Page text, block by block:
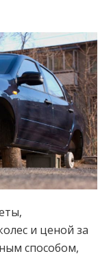
и ценой за
способом,